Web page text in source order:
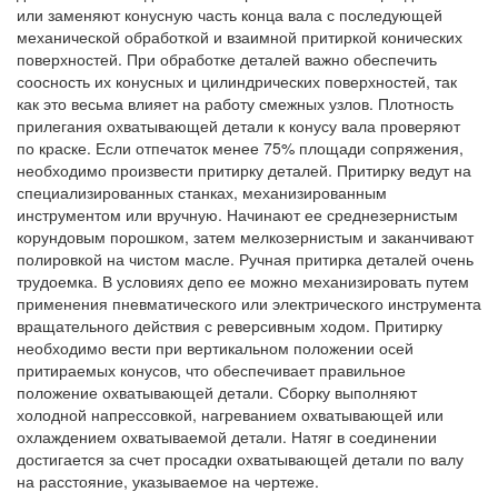
или заменяют конусную часть конца вала с последующей
механической обработкой и взаимной притиркой конических
поверхностей. При обработке деталей важно обеспечить
соосность их конусных и цилиндрических поверхностей, так
как это весьма влияет на работу смежных узлов. Плотность
прилегания охватывающей детали к конусу вала проверяют
по краске. Если отпечаток менее 75% площади сопряжения,
необходимо произвести притирку деталей. Притирку ведут на
специализированных станках, механизированным
инструментом или вручную. Начинают ее среднезернистым
корундовым порошком, затем мелкозернистым и заканчивают
полировкой на чистом масле. Ручная притирка деталей очень
трудоемка. В условиях депо ее можно механизировать путем
применения пневматического или электрического инструмента
вращательного действия с реверсивным ходом. Притирку
необходимо вести при вертикальном положении осей
притираемых конусов, что обеспечивает правильное
положение охватывающей детали. Сборку выполняют
холодной напрессовкой, нагреванием охватывающей или
охлаждением охватываемой детали. Натяг в соединении
достигается за счет просадки охватывающей детали по валу
на расстояние, указываемое на чертеже.